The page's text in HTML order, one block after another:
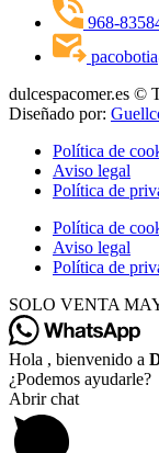
968-
dulcespacomer.es ©
Diseñado por:
Política de
Aviso legal
Política de
Política de
Aviso legal
Política de
SOLO VENTA
Hola , bienvenido a
¿Podemos ayudarle?
Abrir chat